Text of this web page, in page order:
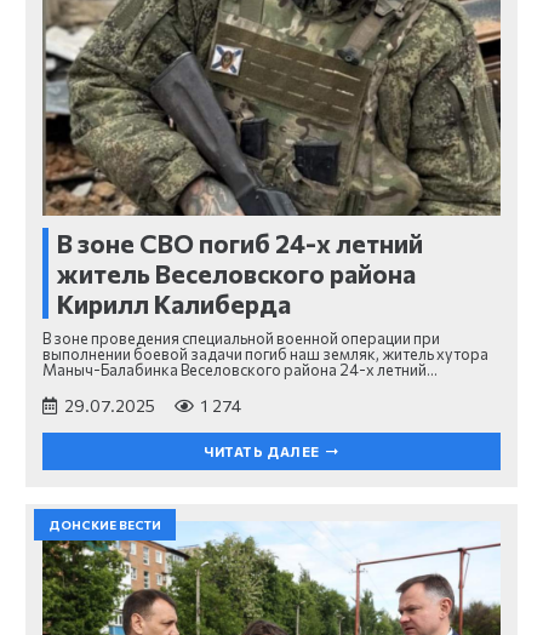
В зоне СВО погиб 24-х летний
житель Веселовского района
Кирилл Калиберда
В зоне проведения специальной военной операции при
выполнении боевой задачи погиб наш земляк, житель хутора
Маныч-Балабинка Веселовского района 24-х летний…
29.07.2025 1 274
ЧИТАТЬ ДАЛЕЕ
ДОНСКИЕ ВЕСТИ